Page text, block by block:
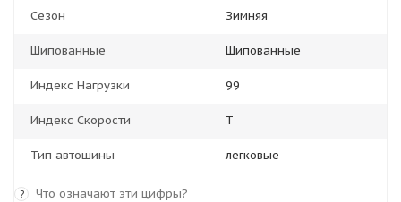
Сезон Зимняя
Шипованные Шипованные
Индекс Нагрузки 99
Индекс Скорости T
Тип автошины легковые
? Что означают эти цифры?